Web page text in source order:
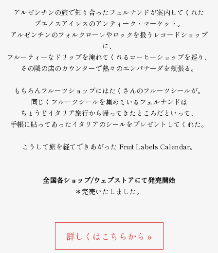
アルゼンチンの旅で知り合ったフェルナンドが案内してくれた
ブエノスアイレスのアンティーク・マーケット。
アルゼンチンのフォルクローレやロックを扱うレコードショップ
に、
フルーティーなドリップを淹れてくれるコーヒーショップを巡り、
その隣の店のカウンターで熱々のエンパナーダを頬張る。
もちろんフルーツショップにはたくさんのフルーツシールが。
同じくフルーツシールを集めているフェルナンドは
ちょうどイタリア旅行から帰ってきたところだといって、
手帳に貼ってあったイタリアのシールをプレゼントしてくれた。
こうして旅を経てできあがった Fruit Labels Calendar。
全国各ショップ/ウェブストアにて発売開始
＊完売いたしました。
詳しくはこちらから »